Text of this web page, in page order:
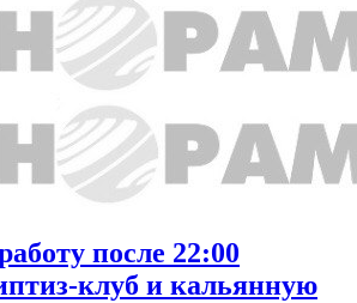
после 22:00
клуб и кальянную